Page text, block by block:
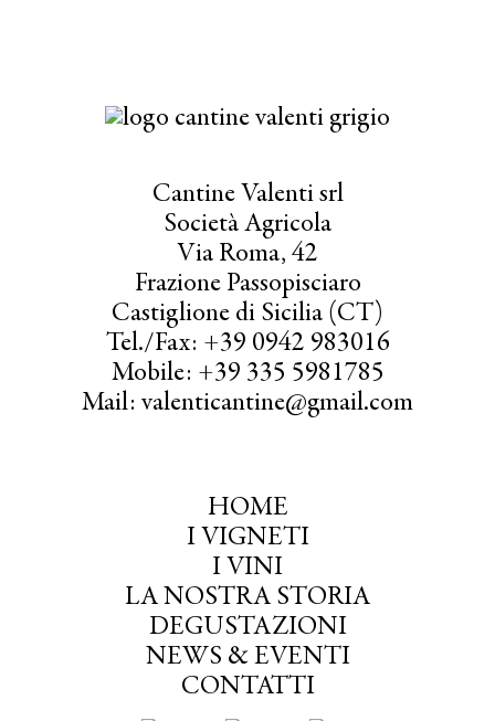
Cantine Valenti srl
Società Agricola
Via Roma, 42
Frazione Passopisciaro
Castiglione di Sicilia (CT)
Tel./Fax: +39 0942 983016
Mobile: +39 335 5981785
Mail: valenticantine@gmail.com
HOME
I VIGNETI
I VINI
LA NOSTRA STORIA
DEGUSTAZIONI
NEWS & EVENTI
CONTATTI